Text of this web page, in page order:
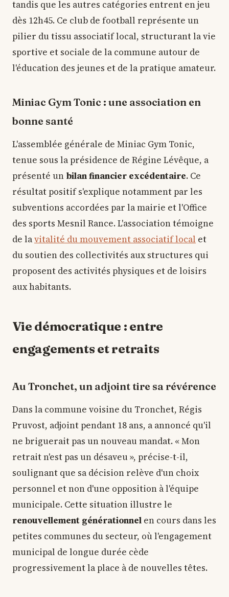
tandis que les autres catégories entrent en jeu
dès 12h45. Ce club de football représente un
pilier du tissu associatif local, structurant la vie
sportive et sociale de la commune autour de
l'éducation des jeunes et de la pratique amateur.
Miniac Gym Tonic : une association en
bonne santé
L'assemblée générale de Miniac Gym Tonic,
tenue sous la présidence de Régine Lévêque, a
présenté un bilan financier excédentaire. Ce
résultat positif s'explique notamment par les
subventions accordées par la mairie et l'Office
des sports Mesnil Rance. L'association témoigne
de lavitalité du mouvement associatif local et
du soutien des collectivités aux structures qui
proposent des activités physiques et de loisirs
aux habitants.
Vie démocratique : entre
engagements et retraits
Au Tronchet, un adjoint tire sa révérence
Dans la commune voisine du Tronchet, Régis
Pruvost, adjoint pendant 18 ans, a annoncé qu'il
ne briguerait pas un nouveau mandat. « Mon
retrait n'est pas un désaveu », précise-t-il,
soulignant que sa décision relève d'un choix
personnel et non d'une opposition à l'équipe
municipale. Cette situation illustre le
renouvellement générationnel en cours dans les
petites communes du secteur, où l'engagement
municipal de longue durée cède
progressivement la place à de nouvelles têtes.